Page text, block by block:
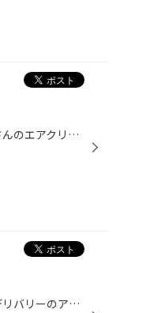
皆様こんにちは 今回のご紹介は、スバル ＢＲＺのお客様に ブリッツさんのエアクリーナーの交換と トラストさんのマフラーの交換になります。 エアクリーナー交換にあたってサウンドクリエイターを外しての取付ですので 少しボンネット内が寂しくなってしまいましたがアルミの遮熱版がスポーティー...
皆様こんにちは 今回のご紹介は、当店の作業としては珍しい クイックデリバリーのアライメント調整です。 街中では、クロネコヤマトさんとかの運送車でよく見かけますよね～ 一般で乗られてる方は非常に少ないかと思いますが 今回は、内減りが激しかったので調整させていただきました。 データ的に...